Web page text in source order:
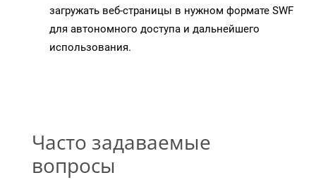
загружать веб-страницы в нужном формате SWF
для автономного доступа и дальнейшего
использования.
Часто задаваемые
вопросы